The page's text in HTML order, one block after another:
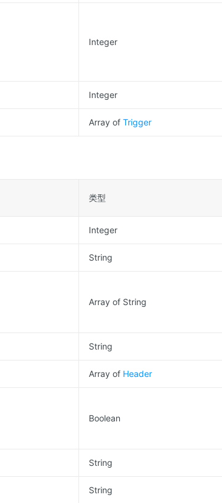
Integer
Integer
Array of Trigger
类型
Integer
String
Array of String
String
Array of Header
Boolean
String
String